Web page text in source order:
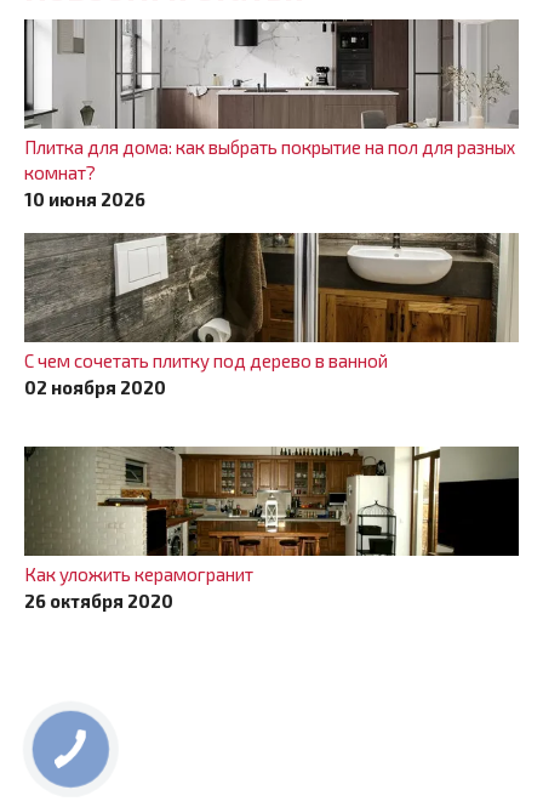
Плитка для дома: как выбрать покрытие на пол для разных
комнат?
10 июня 2026
С чем сочетать плитку под дерево в ванной
02 ноября 2020
Как уложить керамогранит
26 октября 2020